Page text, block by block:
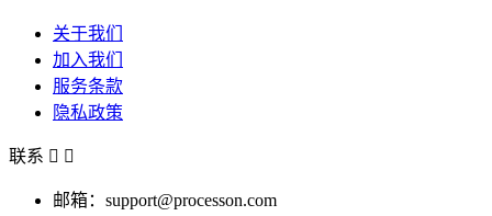
关于我们
加入我们
服务条款
隐私政策
联系  
邮箱：support@processon.com